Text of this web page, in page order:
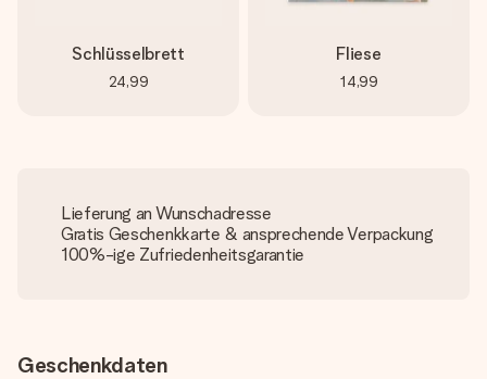
Schlüsselbrett
24,99
Fliese
14,99
Lieferung an Wunschadresse
Gratis Geschenkkarte & ansprechende Verpackung
100%-ige Zufriedenheitsgarantie
Geschenkdaten